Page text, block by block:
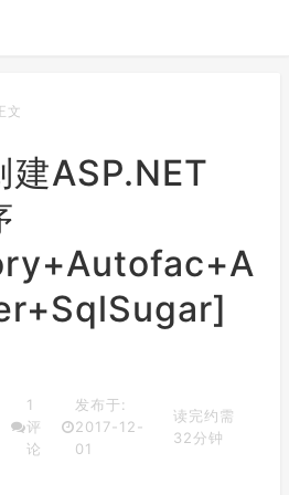
文
建ASP.NET
1
评
论
发布于:
2017-12-
01
读完约需
32分钟